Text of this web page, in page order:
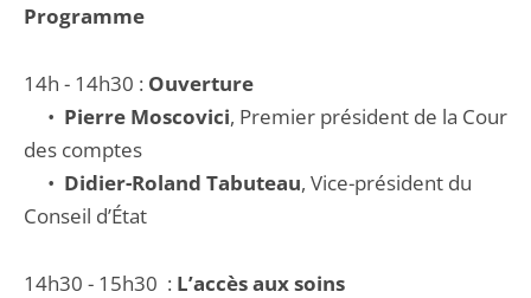
Programme
14h - 14h30 : Ouverture
• Pierre Moscovici, Premier président de la Cour
des comptes
• Didier-Roland Tabuteau, Vice-président du
Conseil d’État
14h30 - 15h30 : L’accès aux soins